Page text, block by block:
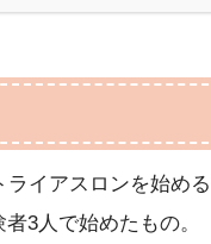
イアスロンを始め
3人で始めたもの。